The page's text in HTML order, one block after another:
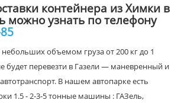
контейнера из Химки в
можно узнать по телефону
объемом груза от 200 кг до 1
будет перевезти в Газели — маневренный и
В нашем автопарке есть
1.5 - 2-3-5 тонные машины : ГАЗель,